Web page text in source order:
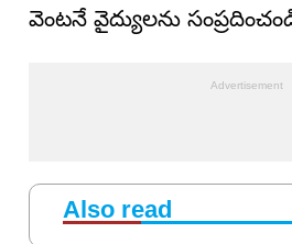
వెంటనే వైద్యులను
Also read